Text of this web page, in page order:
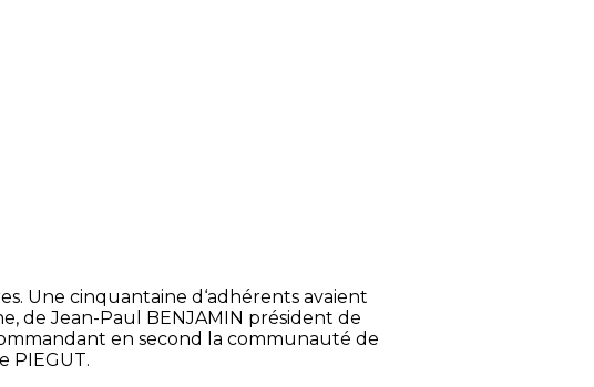
Une cinquantaine d‘adhérents avaient
de Jean-Paul BENJAMIN président de
en second la communauté de
PIEGUT.